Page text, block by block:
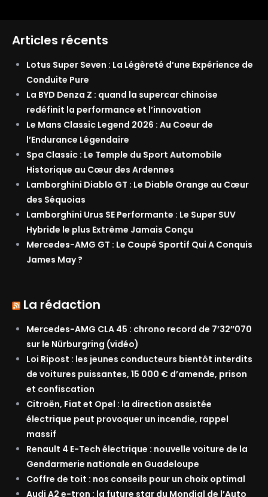
Articles récents
Lotus Super Seven : La Légèreté d’une Expérience de
Conduite Pure
La BYD Denza Z : quand la supercar chinoise
redéfinit la performance et l’innovation
Le Mans Classic Legend 2026 : Au Coeur de
l’Endurance Légendaire
Spa Classic : Le Temple du Sport Automobile
Historique au Cœur des Ardennes
Lamborghini Diablo GT : Le Diable Orange au Cœur
des Séquoias
Lamborghini Urus SE Performante : Le Super SUV
Hybride le plus Extrême Jamais Conçu
Mercedes-AMG GT : Le Coupé Sportif Qui A Conquis
James May ?
La rédaction
Mercedes-AMG CLA 45 : chrono record de 7’32″070
sur le Nürburgring (vidéo)
Loi Ripost : les jeunes conducteurs bientôt interdits
de voitures puissantes, 15 000 € d’amende, prison
et confiscation
Citroën, Fiat et Opel : la direction assistée
électrique peut provoquer un incendie, rappel
massif
Renault 4 E-Tech électrique : nouvelle voiture de la
Gendarmerie nationale en Guadeloupe
Coffre de toit : nos conseils pour un choix optimal
Audi A2 e-tron : la future star du Mondial de l’Auto